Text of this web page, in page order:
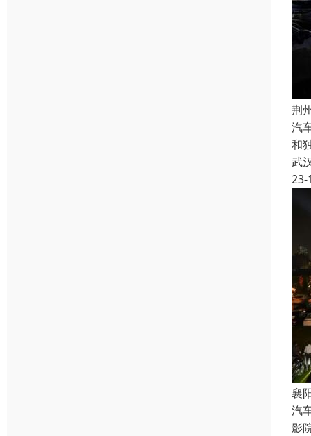
荆
汽
和
武
23-
襄
汽
影